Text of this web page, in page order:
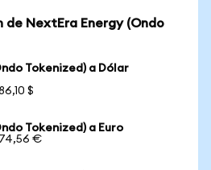
de NextEra Energy (Ondo
Tokenized) a Dólar
$
Tokenized) a Euro
74,56 €